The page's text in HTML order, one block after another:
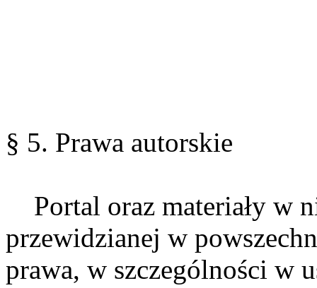
§ 5. Prawa autorskie
Portal oraz materiały w
przewidzianej w
prawa, w szczególności w